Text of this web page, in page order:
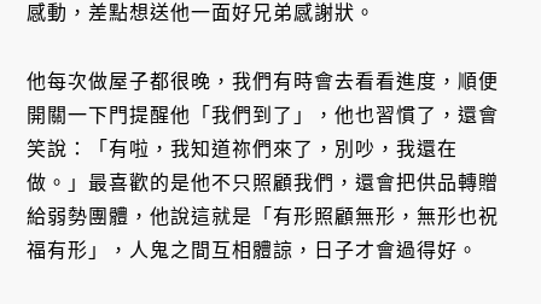
感動，差點想送他一面好兄弟感謝狀。
他每次做屋子都很晚，我們有時會去看看進度，順便
開關一下門提醒他「我們到了」，他也習慣了，還會
笑說：「有啦，我知道祢們來了，別吵，我還在
做。」最喜歡的是他不只照顧我們，還會把供品轉贈
給弱勢團體，他說這就是「有形照顧無形，無形也祝
福有形」，人鬼之間互相體諒，日子才會過得好。